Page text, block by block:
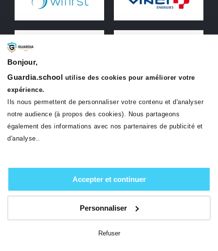
Bonjour,
Guardia.school utilise des cookies pour améliorer votre
expérience.
Ils nous permettent de personnaliser votre contenu et d'analyser
notre audience (à propos des cookies). Nous partageons
également des informations avec nos partenaires de publicité et
d'analyse..
Accepter et continuer
Personnaliser
Refuser